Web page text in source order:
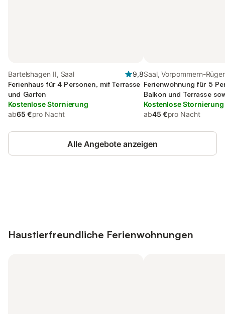
Bartelshagen II, Saal
9,8
Ferienhaus für 4 Personen, mit Terrasse
und Garten
Kostenlose Stornierung
ab65 €pro Nacht
Saal, Vorpommern-
Ferienwohnung für 5
Balkon und Terrasse
Kostenlose Stornierung
ab45 €pro Nacht
Alle Angebote anzeigen
Haustierfreundliche Ferienwohnungen